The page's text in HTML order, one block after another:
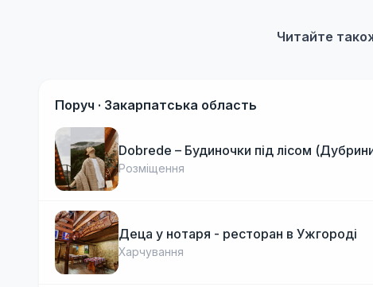
Читайте
Поруч · Закарпатська область
Dobrede – Будиночки під лісом
Розміщення
Деца у нотаря - ресторан в Ужгороді
Харчування